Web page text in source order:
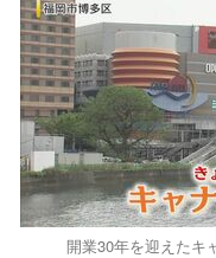
開業30年を迎えたキ